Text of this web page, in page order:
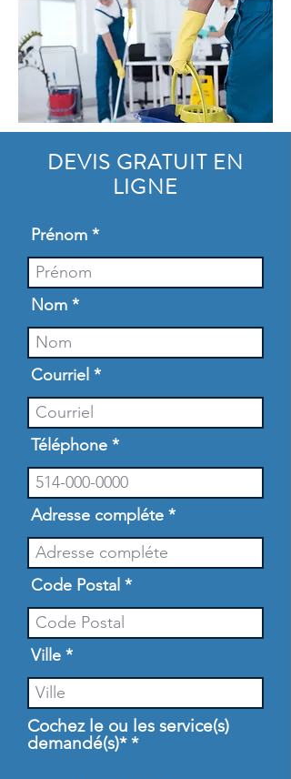
DEVIS GRATUIT EN
LIGNE
Prénom
Nom
Courriel
Téléphone
Adresse compléte
Code Postal
Ville
Cochez le ou les service(s)
demandé(s)* *O